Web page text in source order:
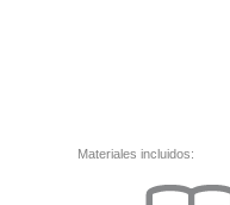
Materiales incluidos: